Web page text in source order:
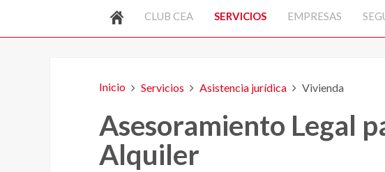
CLUB CEA SERVICIOS EMPRESAS
Inicio Servicios Asistencia jurídica Vivienda
Asesoramiento Legal
Alquiler